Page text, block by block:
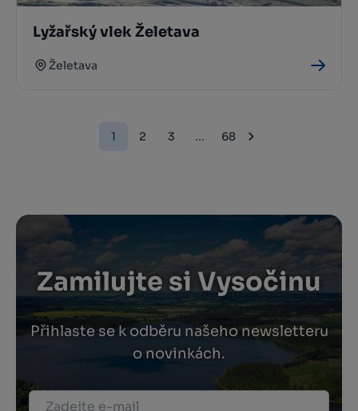
Lyžařský vlek Želetava
Želetava
1 2 3 ... 68
Zamilujte si Vysočinu
Přihlaste se k odběru našeho newsletteru
o novinkách.